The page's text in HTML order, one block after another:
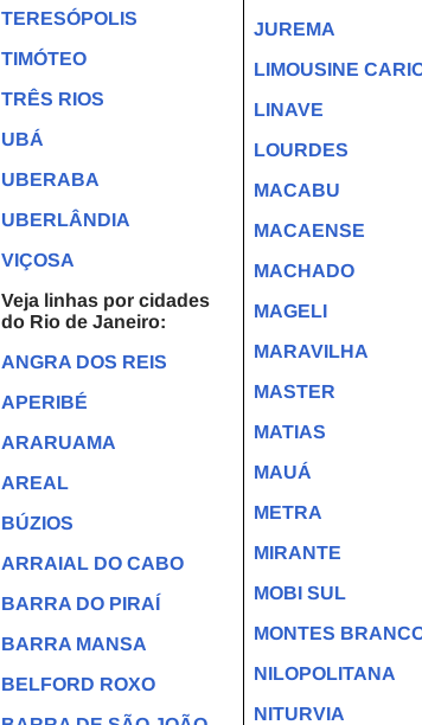
TERESÓPOLIS
TIMÓTEO
TRÊS RIOS
UBÁ
UBERABA
UBERLÂNDIA
VIÇOSA
Veja linhas por cidades
do Rio de Janeiro:
ANGRA DOS REIS
APERIBÉ
ARARUAMA
AREAL
BÚZIOS
ARRAIAL DO CABO
BARRA DO PIRAÍ
BARRA MANSA
BELFORD ROXO
JUREMA
LIMOUSINE
LINAVE
LOURDES
MACABU
MACAENSE
MACHADO
MAGELI
MARAVILHA
MASTER
MATIAS
MAUÁ
METRA
MIRANTE
MOBI SUL
MONTES
NILOPOLITANA
NITURVIA